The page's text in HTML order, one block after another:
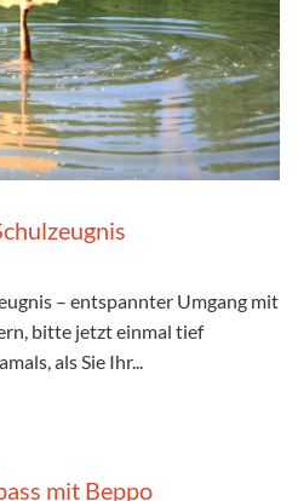
– entspannter Umgang mit
bitte jetzt einmal tief
als Sie Ihr...
mit Beppo